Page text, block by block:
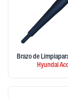
Brazo de
Hyundai